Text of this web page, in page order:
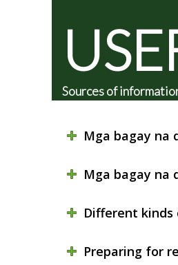
Sources of
Mga bagay na
Mga bagay na
Different
Preparing for